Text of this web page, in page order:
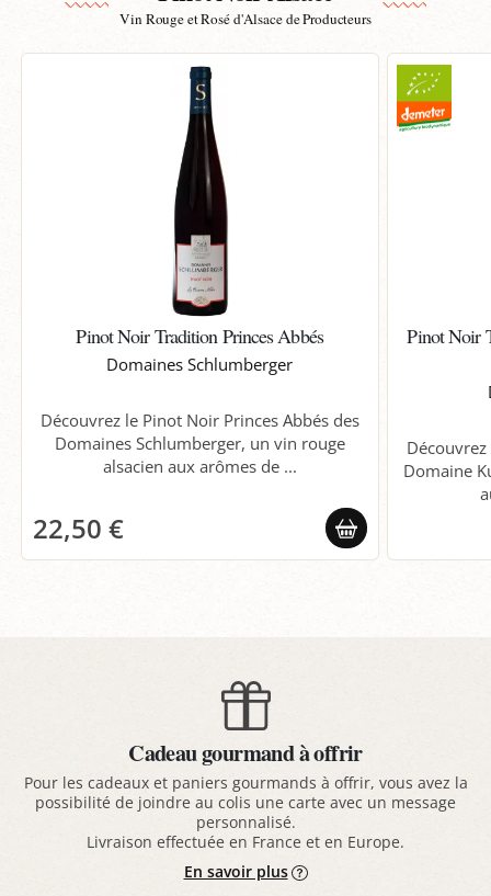
Vin Rouge et Rosé d'Alsace de Producteurs
Pinot Noir Tradition Princes Abbés
Domaines Schlumberger
Découvrez le Pinot Noir Princes Abbés des
Domaines Schlumberger, un vin rouge
alsacien aux arômes de ...
22,50 €
Pinot Noir
Domaine
Cadeau gourmand à offrir
Pour les cadeaux et paniers gourmands à offrir, vous avez la
possibilité de joindre au colis une carte avec un message
personnalisé.
Livraison effectuée en France et en Europe.
En savoir plus